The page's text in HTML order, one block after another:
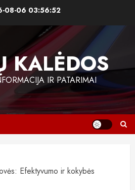
08-06 03:56:52
KALĖDOS
IR PATARIMAI
Efektyvumo ir kokybės